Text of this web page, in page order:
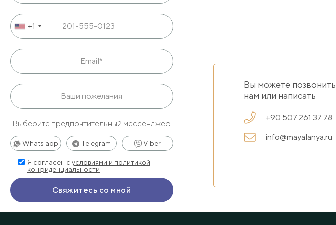
+1
Выберите предпочтительный мессенджер
Whats app Telegram Viber
Я согласен с условиями и политикой
конфиденциальности
Вы можете позвонить
нам или написать
+90 507 261 37 78
info@mayalanya.ru